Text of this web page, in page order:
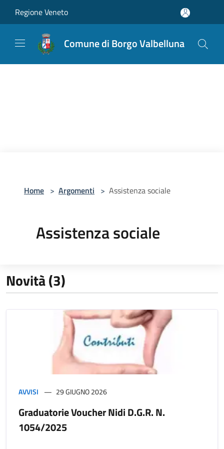
Regione Veneto
Comune di Borgo Valbelluna
Home > Argomenti > Assistenza sociale
Assistenza sociale
Novità (3)
AVVISI 29 GIUGNO 2026
Graduatorie Voucher Nidi D.G.R. N.
1054/2025